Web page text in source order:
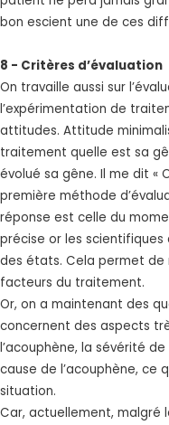
bon escient une de ces
8 - Critères d’évaluation
On travaille aussi sur
l’expérimentation de
attitudes. Attitude
traitement quelle est sa
évolué sa gêne. Il me dit «
première méthode
réponse est celle du
précise or les
des états. Cela permet de
facteurs du traitement.
Or, on a maintenant des
concernent des aspects
l’acouphène, la sévérité
cause de l’acouphène, ce
situation.
Car, actuellement, malgré